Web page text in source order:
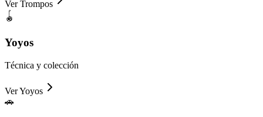
VerTrompos
🪀
Yoyos
Técnica y colección
VerYoyos
🚗